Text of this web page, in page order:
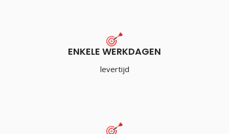
ENKELE WERKDAGEN
levertijd